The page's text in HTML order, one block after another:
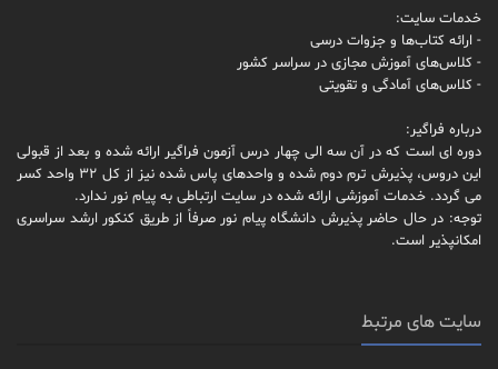
خدمات سایت:
- ارائه کتاب‌ها و جزوات درسی
- کلاس‌های آموزش مجازی در سراسر کشور
- کلاس‌های آمادگی و تقویتی
درباره فراگیر:
دوره ای است که در آن سه الی چهار درس آزمون فراگیر ارائه شده و بعد از قبولی
این دروس، پذیرش ترم دوم شده و واحدهای پاس شده نیز از کل 32 واحد کسر
می گردد. خدمات آموزشی ارائه شده در سایت ارتباطی به پیام نور ندارد.
توجه: در حال حاضر پذیرش دانشگاه پیام نور صرفاً از طریق کنکور ارشد سراسری
امکانپذیر است.
سایت های مرتبط